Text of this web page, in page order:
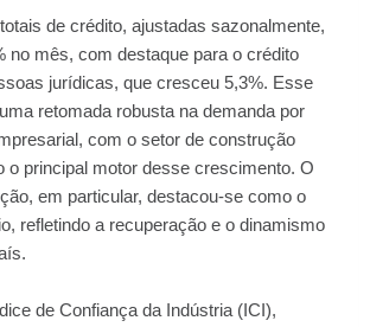
de crédito, ajustadas sazonalmente,
no mês, com destaque para o crédito
jurídicas, que cresceu 5,3%. Esse
retomada robusta na demanda por
com o setor de construção
o principal motor desse crescimento. O
em particular, destacou-se como o
refletindo a recuperação e o dinamismo
de Confiança da Indústria (ICI),